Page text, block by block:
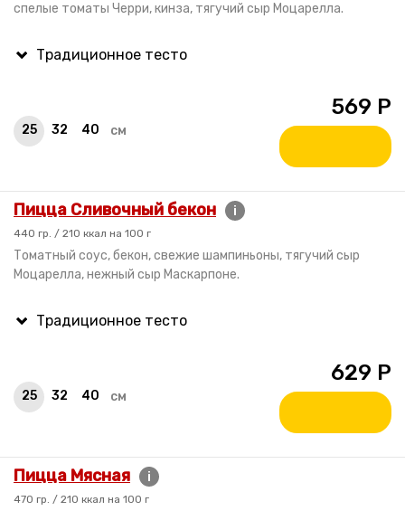
спелые томаты Черри, кинза, тягучий сыр Моцарелла.
25 32 40 см
569 Р
Пицца Сливочный бекон i
440 гр. / 210 ккал на 100 г
Томатный соус, бекон, свежие шампиньоны, тягучий сыр
Моцарелла, нежный сыр Маскарпоне.
25 32 40 см
629 Р
Пицца Мясная i
470 гр. / 210 ккал на 100 г